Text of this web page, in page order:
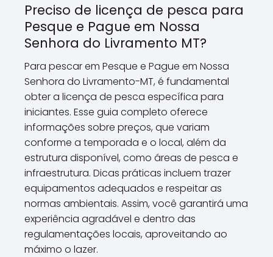
Preciso de licença de pesca para
Pesque e Pague em Nossa
Senhora do Livramento MT?
Para pescar em Pesque e Pague em Nossa
Senhora do Livramento-MT, é fundamental
obter a licença de pesca específica para
iniciantes. Esse guia completo oferece
informações sobre preços, que variam
conforme a temporada e o local, além da
estrutura disponível, como áreas de pesca e
infraestrutura. Dicas práticas incluem trazer
equipamentos adequados e respeitar as
normas ambientais. Assim, você garantirá uma
experiência agradável e dentro das
regulamentações locais, aproveitando ao
máximo o lazer.